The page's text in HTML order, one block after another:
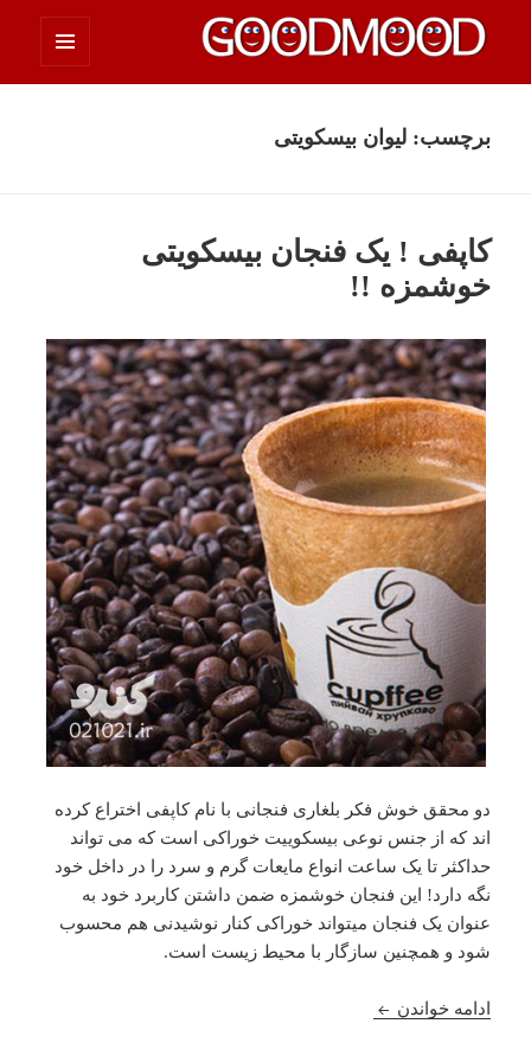
چیزای خووب مووب
برچسب:لیوان بیسکویتی
کاپفی ! یک فنجان بیسکویتی
خوشمزه !!
دو محقق خوش فکر بلغاری فنجانی با نام کاپفی اختراع کرده
اند که از جنس نوعی بیسکوییت خوراکی است که می تواند
حداکثر تا یک ساعت انواع مایعات گرم و سرد را در داخل خود
نگه دارد! این فنجان خوشمزه ضمن داشتن کاربرد خود به
عنوان یک فنجان میتواند خوراکی کنار نوشیدنی هم محسوب
شود و همچنین سازگار با محیط زیست است.
ادامه خواندن کاپفی ! یک فنجان بیسکویتی خوشمزه !!